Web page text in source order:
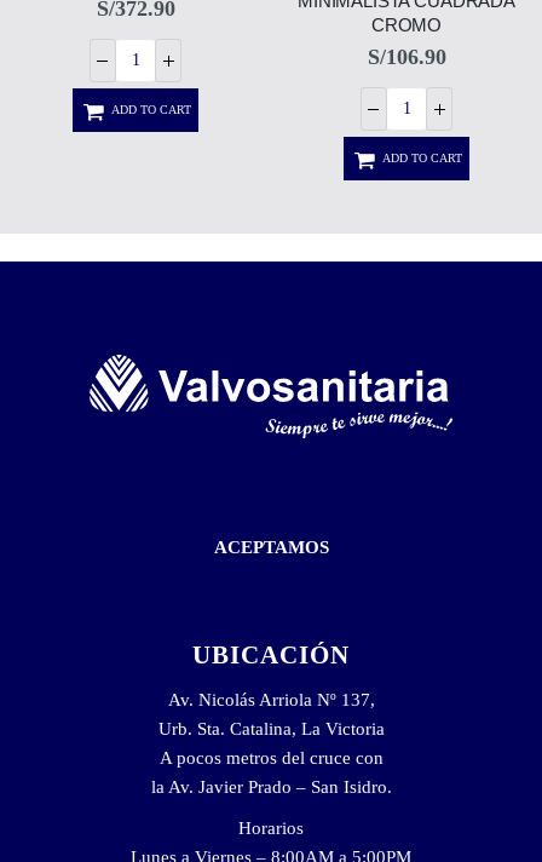
S/372.90
ADD TO CART
CROMO
S/106.90
ADD TO CART
ACEPTAMOS
UBICACIÓN
Av. Nicolás Arriola Nº 137,
Urb. Sta. Catalina, La Victoria
A pocos metros del cruce con
la Av. Javier Prado – San Isidro.
Horarios
Lunes a Viernes – 8:00AM a 5:00PM